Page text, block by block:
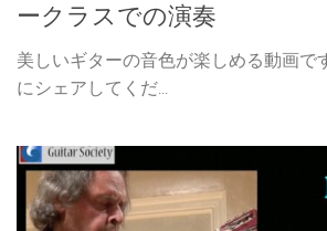
ークラスでの演奏
美しいギターの音色が楽しめる動画で
にシェアしてくだ...